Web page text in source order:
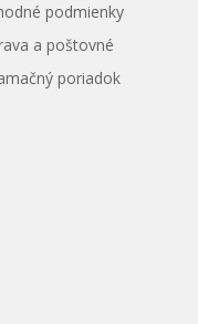
podmienky
a poštovné
poriadok